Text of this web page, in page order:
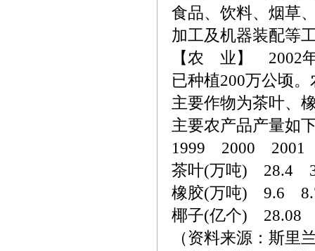
食品、饮料、烟草
加工及机器装配等
【农 业】 2002年
已种植200万公顷
主要作物为茶叶、
主要农产品产量如
1999 2000 2001
茶叶(万吨) 28.4
橡胶(万吨) 9.6
椰子(亿个)
（资料来源：斯里